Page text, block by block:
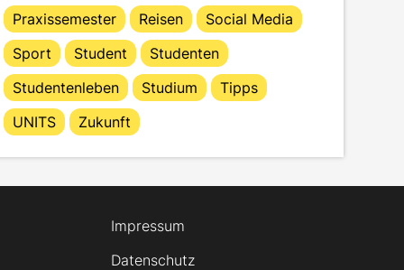
Praxissemester
Reisen
Social Media
Sport
Student
Studenten
Studentenleben
Studium
Tipps
UNITS
Zukunft
Impressum
Datenschutz